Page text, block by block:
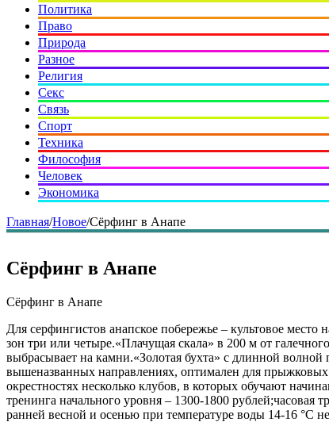
Политика
Право
Природа
Разное
Религия
Секс
Связь
Спорт
Техника
Философия
Человек
Экономика
Главная/Новое/Сёрфинг в Анапе
Сёрфинг в Анапе
Сёрфинг в Анапе
Для серфингистов анапское побережье – культовое
зон три или четыре.«Плачущая скала» в 200 м от
выбрасывает на камни.«Золотая бухта» с длинной
вышеназванных направлениях, оптимален для прыжковых
окрестностях несколько клубов, в которых обучают
тренинга начального уровня – 1300-1800 рублей;часовая
ранней весной и осенью при температуре воды 14-16 °C